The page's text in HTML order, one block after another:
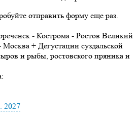
отправить форму еще раз.
- Кострома - Ростов Великий
+ Дегустации суздальской
и рыбы, ростовского пряника и
2027